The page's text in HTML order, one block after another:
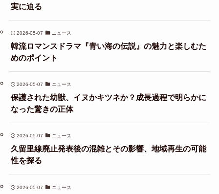
実に迫る
2026-05-07 ニュース
韓流ロマンスドラマ『青い海の伝説』の魅力と楽しむた
めのポイント
2026-05-07 ニュース
保護された幼獣、イヌかキツネか？成長過程で明らかに
なった驚きの正体
2026-05-07 ニュース
久留里線廃止発表後の混雑とその影響、地域再生の可能
性を探る
2026-05-07 ニュース